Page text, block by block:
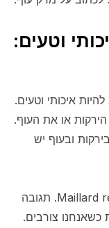
וטעים:
איכותי וטעים.
או את העוף.
ובעוף יש
יש תגובה שנקראת תגובת מייאר Maillard reaction. תגובה
צורבים.